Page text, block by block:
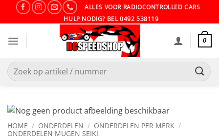
ALLES VOOR RADIOCONTROLLED CARS
HULP NODIG? BEL 0492 538119
0
Zoeken
naar:
HOME / ONDERDELEN / ONDERDELEN PER MERK /
ONDERDELEN MUGEN SEIKI